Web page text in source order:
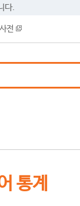
다.
전
통계